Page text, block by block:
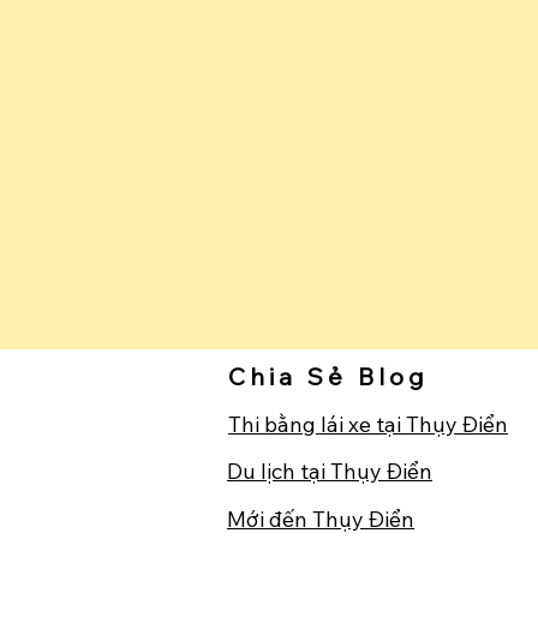
Chia Sẻ Blog
Thi bằng lái xe tại Thụy Điển
Du lịch tại Thụy Điển
​Mới đến Thụy Điển